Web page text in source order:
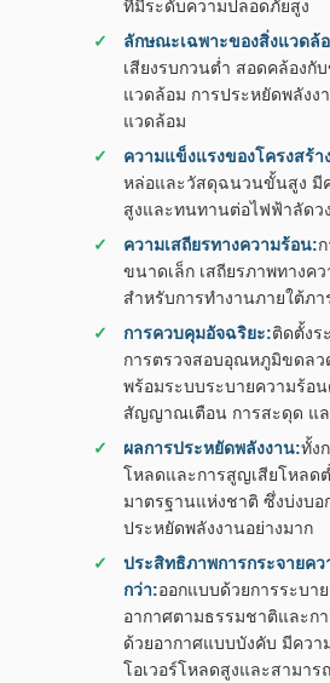
ที่มีระดับความปลอดภัยสูง
ลักษณะเฉพาะของสิ่งแวดล้
เสียงรบกวนต่ำ สอดคล้องกั
แวดล้อม การประหยัดพลังง
แวดล้อม
ความแข็งแรงของโครงสร้า
หล่อและวัสดุฉนวนขั้นสูง มี
สูงและทนทานต่อไฟฟ้าลัดว
ความเสถียรทางความร้อน:
ขนาดเล็ก เสถียรภาพทางค
สำหรับการทำงานภายใต้ภา
การควบคุมอัจฉริยะ:ติดตั้ง
การตรวจสอบอุณหภูมิขดลว
พร้อมระบบระบายความร้อ
สัญญาณเตือน การสะดุด แ
ผลการประหยัดพลังงาน:ทั้ง
โหลดและการสูญเสียโหลด
มาตรฐานแห่งชาติ ซึ่งบ่งบอ
ประหยัดพลังงานอย่างมาก
ประสิทธิภาพการกระจายค
กว่า:ออกแบบด้วยการระบา
อากาศตามธรรมชาติและก
ด้วยอากาศแบบบังคับ มีควา
โอเวอร์โหลดสูงและสามาร